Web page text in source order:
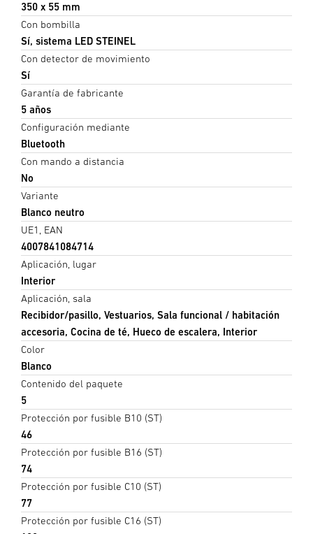
350 x 55 mm
Con bombilla
Sí, sistema LED STEINEL
Con detector de movimiento
Sí
Garantía de fabricante
5 años
Configuración mediante
Bluetooth
Con mando a distancia
No
Variante
Blanco neutro
UE1, EAN
4007841084714
Aplicación, lugar
Interior
Aplicación, sala
Recibidor/pasillo, Vestuarios, Sala funcional / habitación
accesoria, Cocina de té, Hueco de escalera, Interior
Color
Blanco
Contenido del paquete
5
Protección por fusible B10 (ST)
46
Protección por fusible B16 (ST)
74
Protección por fusible C10 (ST)
77
Protección por fusible C16 (ST)